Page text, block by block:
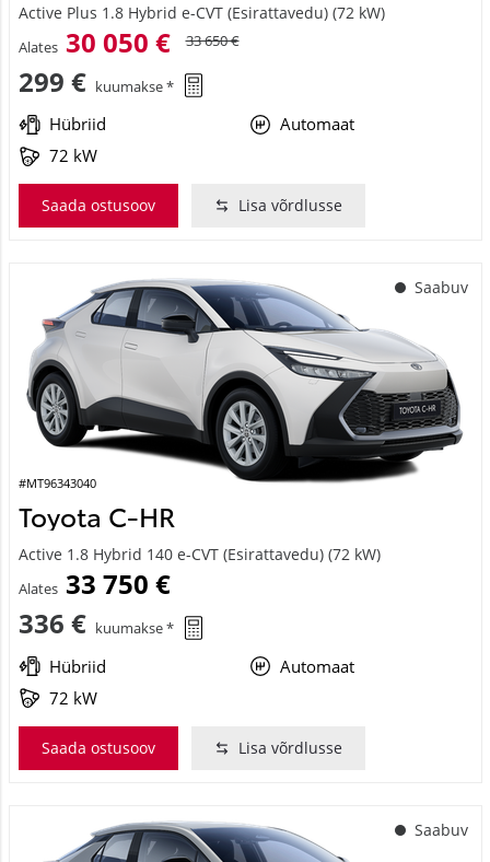
Active Plus 1.8 Hybrid e-CVT (Esirattavedu) (72 kW)
Alates 30 050 € 33 650 €
299 € kuumakse *
Hübriid
Automaat
72 kW
Saada ostusoov Lisa võrdlusse
Saabuv
#MT96343040
Toyota C-HR
Active 1.8 Hybrid 140 e-CVT (Esirattavedu) (72 kW)
Alates 33 750 €
336 € kuumakse *
Hübriid
Automaat
72 kW
Saada ostusoov Lisa võrdlusse
Saabuv